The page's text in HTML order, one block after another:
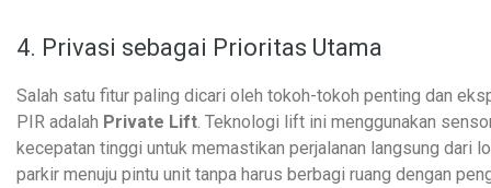
4. Privasi sebagai Prioritas Utama
Salah satu fitur paling dicari oleh tokoh-tokoh penting dan
PIR adalah Private Lift. Teknologi lift ini menggunakan
kecepatan tinggi untuk memastikan perjalanan langsung dari
parkir menuju pintu unit tanpa harus berbagi ruang dengan